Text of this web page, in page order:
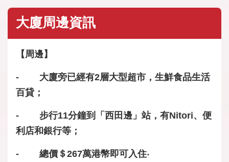
大廈周邊資訊
【周邊】
- 大廈旁已經有2層大型超市，生鮮食品生活
百貸；
- 步行11分鐘到「西田邊」站，有Nitori、便
利店和銀行等；
- 總價＄267萬港幣即可入住‧